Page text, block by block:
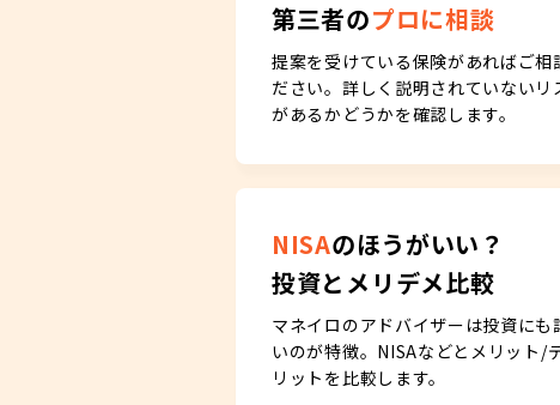
第三者のプロに相談
提案を受けている保険があればご相
ださい。詳しく説明されていないリ
があるかどうかを確認します。
NISAのほうがいい？
投資とメリデメ比較
マネイロのアドバイザーは投資にも
いのが特徴。NISAなどとメリット/
リットを比較します。